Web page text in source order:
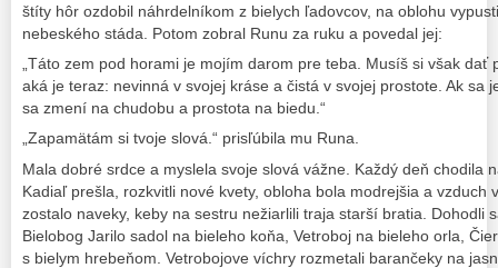
štíty hôr ozdobil náhrdelníkom z bielych ľadovcov, na oblohu
nebeského stáda. Potom zobral Runu za ruku a povedal jej:
„Táto zem pod horami je mojím darom pre teba. Musíš si však dať
aká je teraz: nevinná v svojej kráse a čistá v svojej prostote. Ak sa
sa zmení na chudobu a prostota na biedu.“
„Zapamätám si tvoje slová.“ prisľúbila mu Runa.
Mala dobré srdce a myslela svoje slová vážne. Každý deň chodila
Kadiaľ prešla, rozkvitli nové kvety, obloha bola modrejšia a vzduch
zostalo naveky, keby na sestru nežiarlili traja starší bratia. Dohodli
Bielobog Jarilo sadol na bieleho koňa, Vetroboj na bieleho orla,
s bielym hrebeňom. Vetrobojove víchry rozmetali barančeky na